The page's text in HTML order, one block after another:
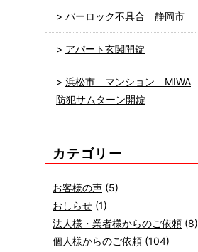
バーロック不具合 静岡市
アパート玄関開錠
浜松市 マンション MIWA
防犯サムターン開錠
カテゴリー
お客様の声 (5)
おしらせ (1)
法人様・業者様からのご依頼 (8)
個人様からのご依頼 (104)